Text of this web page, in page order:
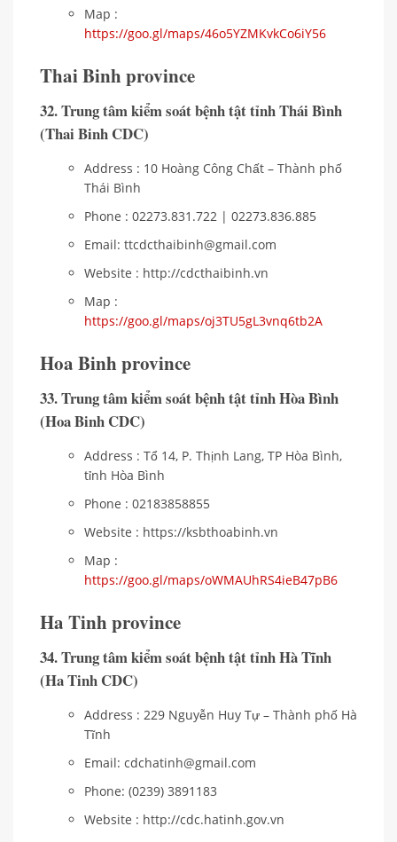
Map :
https://goo.gl/maps/46o5YZMKvkCo6iY56
Thai Binh province
32. Trung tâm kiểm soát bệnh tật tỉnh Thái Bình
(Thai Binh CDC)
Address : 10 Hoàng Công Chất – Thành phố
Thái Bình
Phone : 02273.831.722 | 02273.836.885
Email: ttcdcthaibinh@gmail.com
Website : http://cdcthaibinh.vn
Map :
https://goo.gl/maps/oj3TU5gL3vnq6tb2A
Hoa Binh province
33. Trung tâm kiểm soát bệnh tật tỉnh Hòa Bình
(Hoa Binh CDC)
Address : Tổ 14, P. Thịnh Lang, TP Hòa Bình,
tỉnh Hòa Bình
Phone : 02183858855
Website : https://ksbthoabinh.vn
Map :
https://goo.gl/maps/oWMAUhRS4ieB47pB6
Ha Tinh province
34. Trung tâm kiểm soát bệnh tật tỉnh Hà Tĩnh
(Ha Tinh CDC)
Address : 229 Nguyễn Huy Tự – Thành phố Hà
Tĩnh
Email: cdchatinh@gmail.com
Phone: (0239) 3891183
Website : http://cdc.hatinh.gov.vn